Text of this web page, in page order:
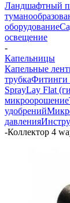
Ландшафтный
оборудование
освещение
-
Капельницы
Капельные
трубкаФитинги
SprayLay Flat
микроорошение
удобрений
давления
-Коллектор 4